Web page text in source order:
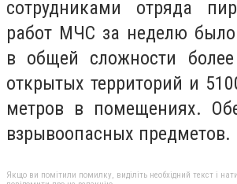
сотрудниками отряда
работ МЧС за неделю было
в общей сложности
открытых территорий и
метров в помещениях.
взрывоопасных предметов.
Якщо ви помітили помилку, виділіть необхідний текст і